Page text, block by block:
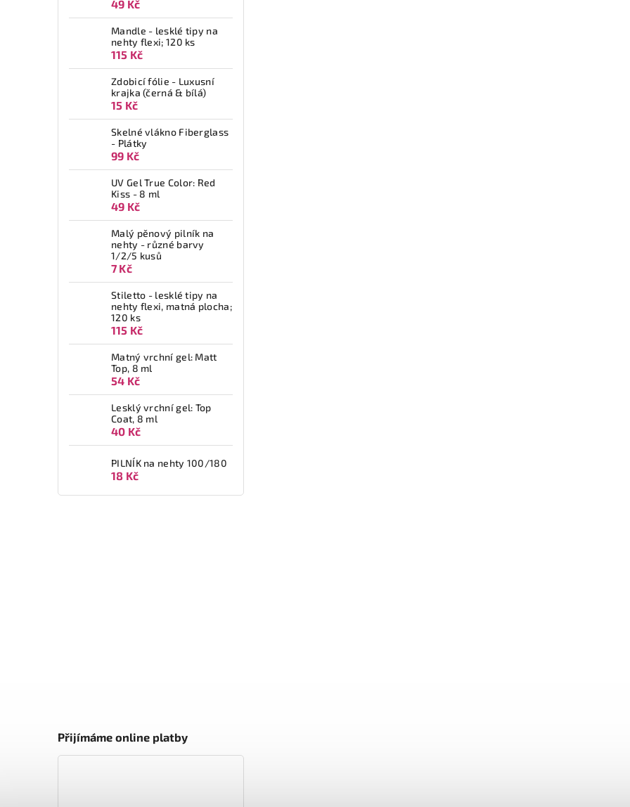
49 Kč
Mandle - lesklé tipy na
nehty flexi; 120 ks
115 Kč
Zdobicí fólie - Luxusní
krajka (černá & bílá)
15 Kč
Skelné vlákno Fiberglass
- Plátky
99 Kč
UV Gel True Color: Red
Kiss - 8 ml
49 Kč
Malý pěnový pilník na
nehty - různé barvy
1/2/5 kusů
7 Kč
Stiletto - lesklé tipy na
nehty flexi, matná plocha;
120 ks
115 Kč
Matný vrchní gel: Matt
Top, 8 ml
54 Kč
Lesklý vrchní gel: Top
Coat, 8 ml
40 Kč
PILNÍK na nehty 100/180
18 Kč
Přijímáme online platby